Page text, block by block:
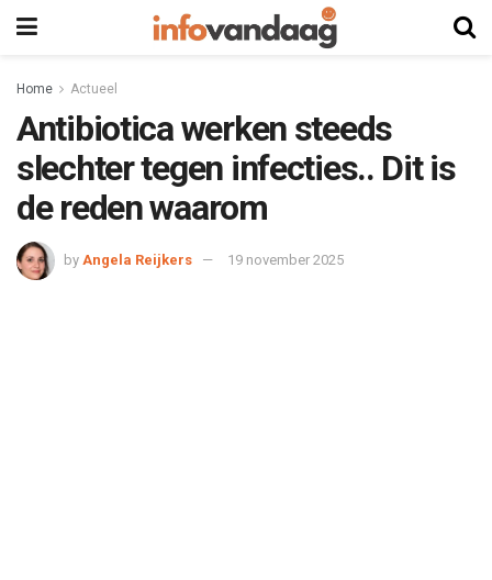
Home Actueel
Antibiotica werken steeds
slechter tegen infecties.. Dit is
de reden waarom
by Angela Reijkers 19 november 2025